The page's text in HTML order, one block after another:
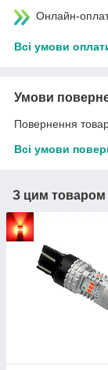
Онлайн-
Всі умови
Умови
Повернення
Всі умови
З цим товаром